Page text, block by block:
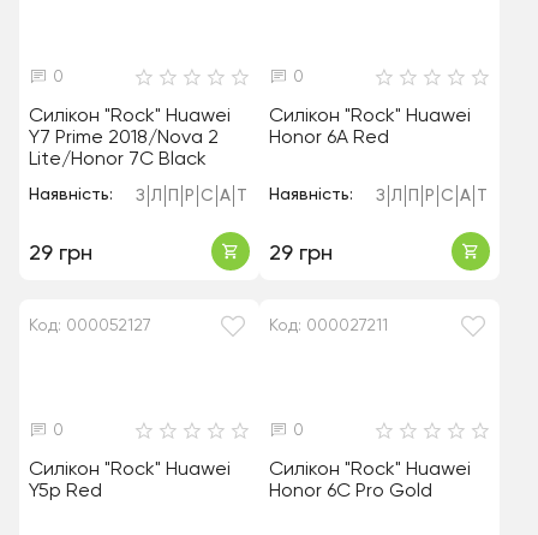
0
Силікон "Rock" Huawei
Y7 Prime 2018/Nova 2
Lite/Honor 7C Black
Наявність: З Л Р С А
29 грн
0
Силікон "Rock" Huawei
Honor 6A Red
Наявність: З Л Р С А
29 грн
Код: 000052127
0
Силікон "Rock" Huawei
Y5p Red
Код: 000027211
0
Силікон "Rock" Huawei
Honor 6C Pro Gold